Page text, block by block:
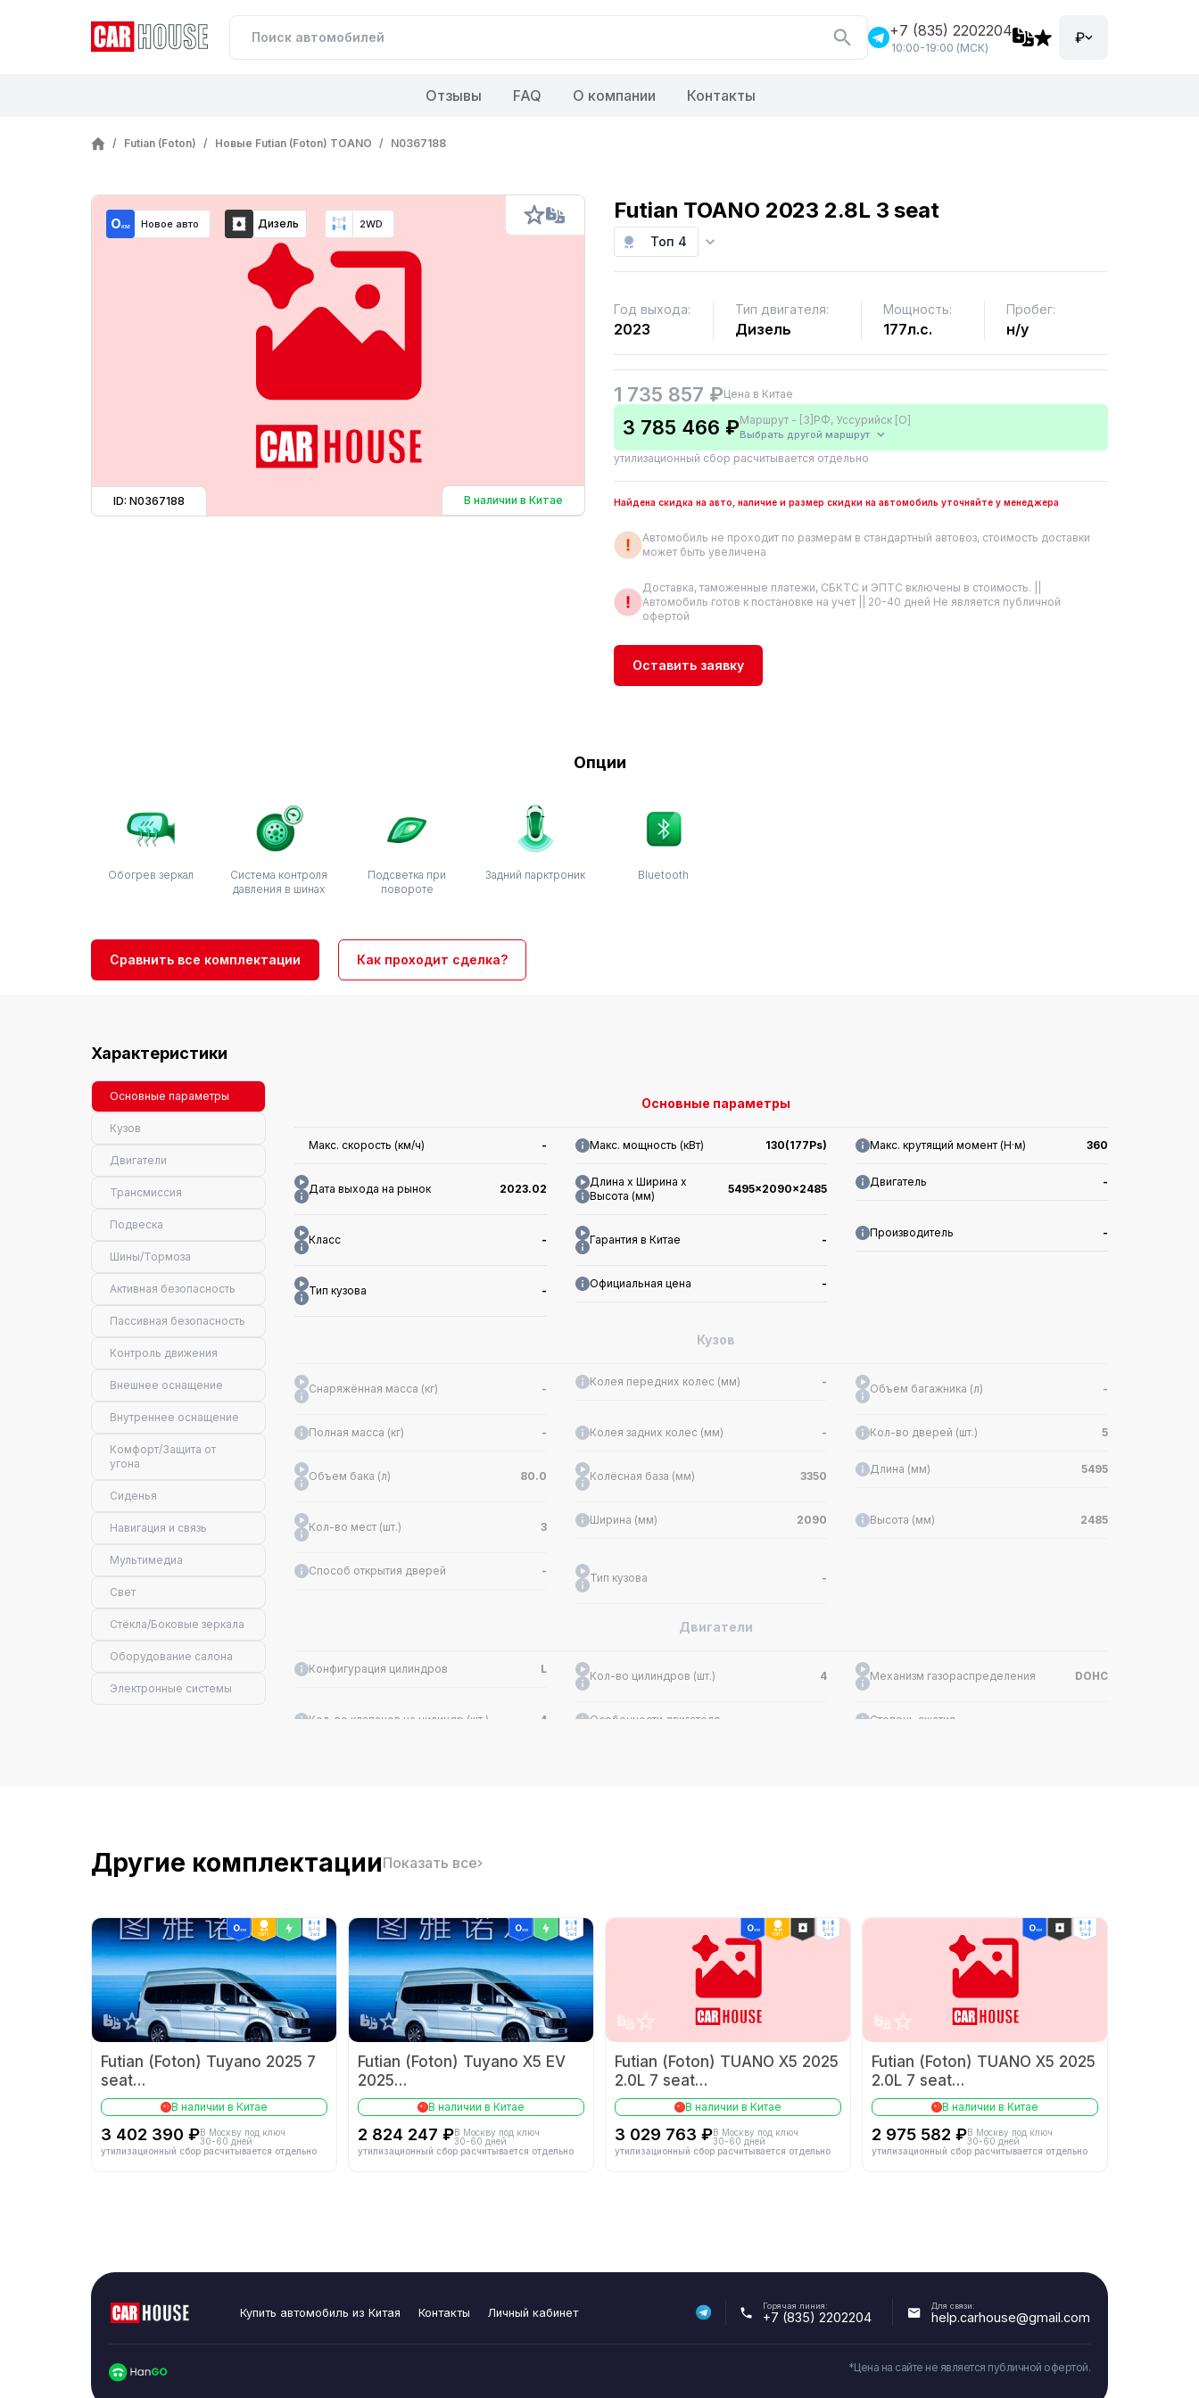
+7 (835) 2202204
10:00-19:00 (МСК)
₽
Отзывы FAQ О компании Контакты
/ Futian (Foton) / Новые Futian (Foton) TOANO / N0367188
Новое авто Дизель 2WD
ID: N0367188 В наличии в Китае
Futian TOANO 2023 2.8L 3 seat
Топ 4
Год выхода:
2023
Тип двигателя:
Дизель
Мощность:
177л.с.
Пробег:
н/у
1 735 857 ₽Цена в Китае
3 785 466 ₽Маршрут - [3]РФ, Уссурийск [О]
Выбрать другой маршрут
утилизационный сбор расчитывается отдельно
Найдена скидка на авто, наличие и размер скидки на автомобиль уточняйте у менеджера
Автомобиль не проходит по размерам в стандартный автовоз, стоимость доставки
может быть увеличена
Доставка, таможенные платежи, СБКТС и ЭПТС включены в стоимость. ||
Автомобиль готов к постановке на учет || 20-40 дней Не является публичной
офертой
Оставить заявку
Опции
Обогрев зеркал
Система контроля
давления в шинах
Подсветка при
повороте
Задний парктроник Bluetooth
Сравнить все комплектации Как проходит сделка?
Характеристики
Основные параметры
Кузов
Двигатели
Трансмиссия
Подвеска
Шины/Тормоза
Активная безопасность
Пассивная безопасность
Контроль движения
Внешнее оснащение
Внутреннее оснащение
Комфорт/Защита от
угона
Сиденья
Навигация и связь
Мультимедиа
Свет
Стёкла/Боковые зеркала
Оборудование салона
Электронные системы
Основные параметры
Макс. скорость (км/ч) - Макс. мощность (кВт) 130(177Ps) Макс. крутящий момент (Н·м) 360
Дата выхода на рынок 2023.02
Длина x Ширина x
Высота (мм)
5495x2090x2485
Двигатель -
Класс - Гарантия в Китае -
Производитель -
Тип кузова -
Официальная цена -
Кузов
Снаряжённая масса (кг) -
Колея передних колес (мм) -
Объем багажника (л) -
Полная масса (кг) - Колея задних колес (мм) - Кол-во дверей (шт.) 5
Объем бака (л) 80.0 Колёсная база (мм) 3350
Длина (мм) 5495
Кол-во мест (шт.) 3
Ширина (мм) 2090 Высота (мм) 2485
Способ открытия дверей -
Тип кузова -
Двигатели
Конфигурация цилиндров L
Кол-во цилиндров (шт.) 4 Механизм газораспределения DOHC
Кол-во клапанов на цилиндр (шт.) 4 Особенности двигателя Степень сжатия
Объём (мл)
Тип впуска
Система питания - Материал головки блока цилиндров Материал блока цилиндров
Трансмиссия
Кол-во передач 6 Тип трансмиссии - Описание трансмиссии
Подвеска
Тип рулевого управления - Тип задней подвески -
Тип кузова
-
Другие комплектацииПоказать все
ТОП 1 2wd
Futian (Foton) Tuyano 2025 7
seat
长轴平顶后单胎В наличии в Китае
3 402 390 ₽В Москву под ключ
30-60 дней
утилизационный сбор расчитывается отдельно
2wd
Futian (Foton) Tuyano X5 EV
2025
Long Axle High Roof Fargo
В наличии в Китае
2 824 247 ₽В Москву под ключ
30-60 дней
утилизационный сбор расчитывается отдельно
ТОП 1 2wd
Futian (Foton) TUANO X5 2025
2.0L 7 seat
2.0T 长轴高顶后单胎
В наличии в Китае
3 029 763 ₽В Москву под ключ
30-60 дней
утилизационный сбор расчитывается отдельно
2wd
Futian (Foton) TUANO X5 2025
2.0L 7 seat
2.0T 长轴中顶后单胎
В наличии в Китае
2 975 582 ₽В Москву под ключ
30-60 дней
утилизационный сбор расчитывается отдельно
Купить автомобиль из Китая Контакты Личный кабинет
Горячая линия:
+7 (835) 2202204
Для связи:
help.carhouse@gmail.com
*Цена на сайте не является публичной офертой.